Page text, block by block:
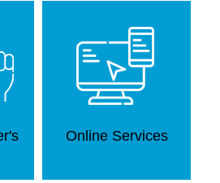
Online Services